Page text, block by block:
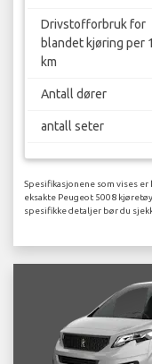
Drivstofforbruk for
blandet kjøring per
km
Antall dører
antall seter
Spesifikasjonene som vises
eksakte Peugeot 5008
spesifikke detaljer bør du